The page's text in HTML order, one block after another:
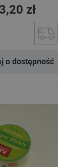
zł
o dostępność